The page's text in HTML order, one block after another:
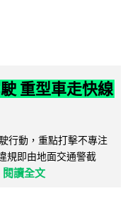
重型車走快線
行動，重點打擊不專注
規即由地面交通警截
閱讀全文